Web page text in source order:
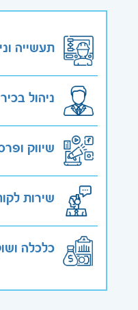
תעשייה
ניהול בכיר
שיווק
שירות
כלכלה